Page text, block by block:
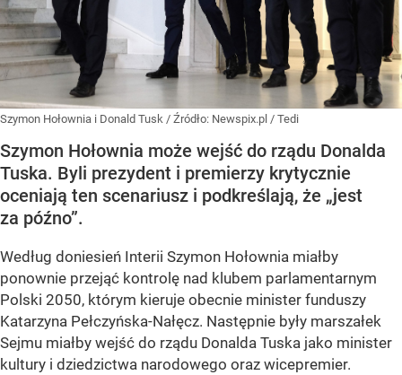
Szymon Hołownia i Donald Tusk / Źródło: Newspix.pl / Tedi
Szymon Hołownia może wejść do rządu Donalda
Tuska. Byli prezydent i premierzy krytycznie
oceniają ten scenariusz i podkreślają, że „jest
za późno”.
Według doniesień Interii Szymon Hołownia miałby
ponownie przejąć kontrolę nad klubem parlamentarnym
Polski 2050, którym kieruje obecnie minister funduszy
Katarzyna Pełczyńska-Nałęcz. Następnie były marszałek
Sejmu miałby wejść do rządu Donalda Tuska jako minister
kultury i dziedzictwa narodowego oraz wicepremier.